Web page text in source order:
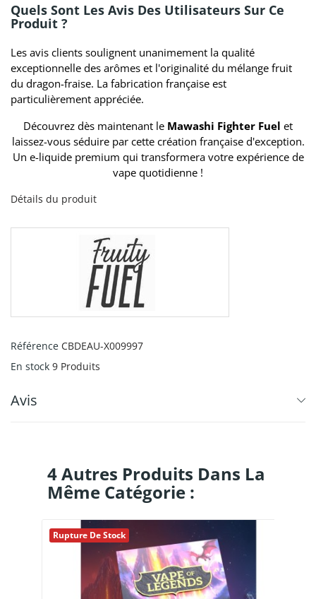
Quels Sont Les Avis Des Utilisateurs Sur Ce
Produit ?
Les avis clients soulignent unanimement la qualité
exceptionnelle des arômes et l'originalité du mélange fruit
du dragon-fraise. La fabrication française est
particulièrement appréciée.
Découvrez dès maintenant le Mawashi Fighter Fuel et
laissez-vous séduire par cette création française d'exception.
Un e-liquide premium qui transformera votre expérience de
vape quotidienne !
Détails du produit
Référence CBDEAU-X009997
En stock 9 Produits
Avis
4 Autres Produits Dans La
Même Catégorie :
Rupture De Stock